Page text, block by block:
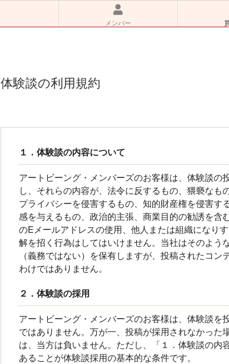
メンバー
体験談の利用規約
１．体験談の内容について
アートビーング・メンバーズのお客様は、体験談の
し、それらの内容が、法令に反するもの、猥褻なも
プライバシーを侵害するもの、知的財産権を侵害す
感を与えるもの、政治的主張、商業目的の勧誘を含
のEメールアドレスの使用、他人または組織になり
解を招く行為はしてはいけません。当社はそのよう
（義務ではない）を保有しますが、投稿されたコ
わけではありません。
２．体験談の採用
アートビーング・メンバーズのお客様は、体験談を
ではありません。万が一、投稿が採用されなかった
は、当方は負いません。ただし、「１．体験談の内
あることが体験談採用の基本的な条件です。